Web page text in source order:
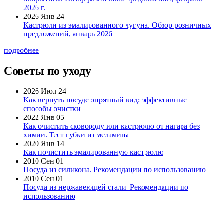
2026 г.
2026 Янв 24
Кастрюли из эмалированного чугуна. Обзор розничных
предложений, январь 2026
подробнее
Советы по уходу
2026 Июл 24
Как вернуть посуде опрятный вид: эффективные
способы очистки
2022 Янв 05
Как очистить сковороду или кастрюлю от нагара без
химии. Тест губки из меламина
2020 Янв 14
Как почистить эмалированную кастрюлю
2010 Сен 01
Посуда из силикона. Рекомендации по использованию
2010 Сен 01
Посуда из нержавеющей стали. Рекомендации по
использованию